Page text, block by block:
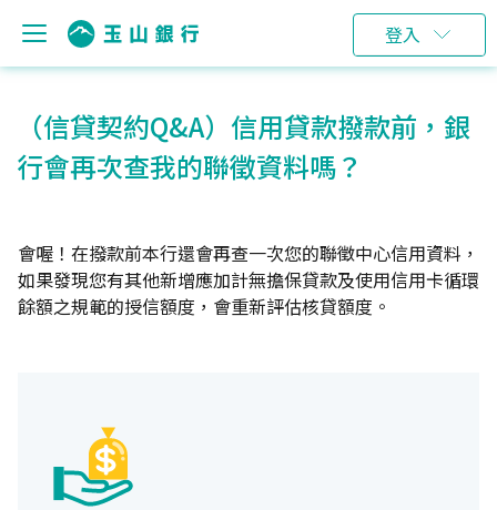
登入
（信貸契約Q&A）信用貸款撥款前，銀
行會再次查我的聯徵資料嗎？
會喔！在撥款前本行還會再查一次您的聯徵中心信用資料，
如果發現您有其他新增應加計無擔保貸款及使用信用卡循環
餘額之規範的授信額度，會重新評估核貸額度。